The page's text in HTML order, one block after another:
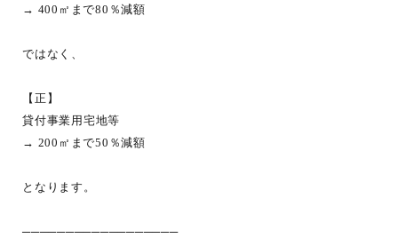
→ 400㎡まで80％減額
ではなく、
【正】
貸付事業用宅地等
→ 200㎡まで50％減額
となります。
──────────────────